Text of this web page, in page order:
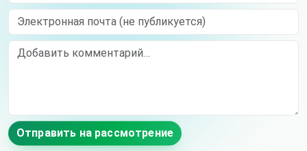
Электронная почта (не публикуется)
Comment
Отправить на рассмотрение